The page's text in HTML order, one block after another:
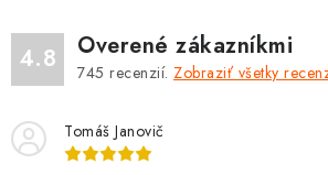
4.8 Overené zákazníkmi
745 recenzií. Zobraziť všetky
Tomáš Janovič